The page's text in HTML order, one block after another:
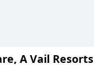
A Vail Resorts